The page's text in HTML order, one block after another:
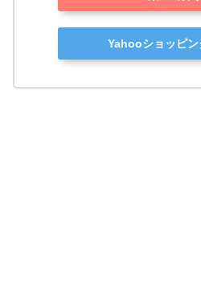
Yahooショッピン